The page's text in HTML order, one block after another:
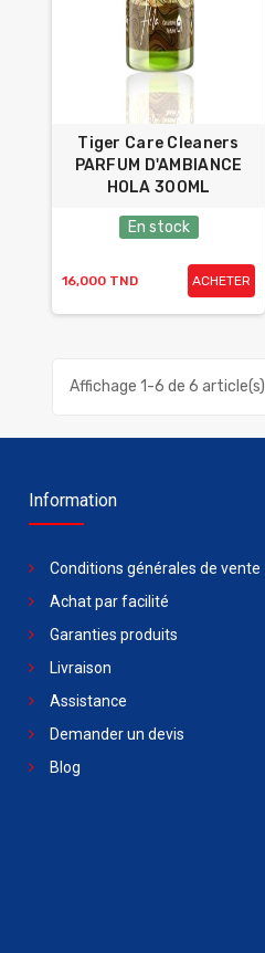
Tiger Care Cleaners
PARFUM D'AMBIANCE
HOLA 300ML
En stock
16,000 TND ACHETER
Affichage 1-6 de 6 article(s)
Information
Conditions générales de vente
Achat par facilité
Garanties produits
Livraison
Assistance
Demander un devis
Blog